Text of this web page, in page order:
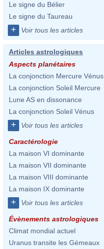
Le signe du Bélier
Le signe du Taureau
+ Voir tous les articles
Articles astrologiques
Aspects planétaires
La conjonction Mercure Vénus
La conjonction Soleil Mercure
Lune AS en dissonance
La conjonction Soleil Vénus
+ Voir tous les articles
Caractérologie
La maison VI dominante
La maison VII dominante
La maison VIII dominante
La maison IX dominante
+ Voir tous les articles
Évènements astrologiques
Climat mondial actuel
Uranus transite les Gémeaux